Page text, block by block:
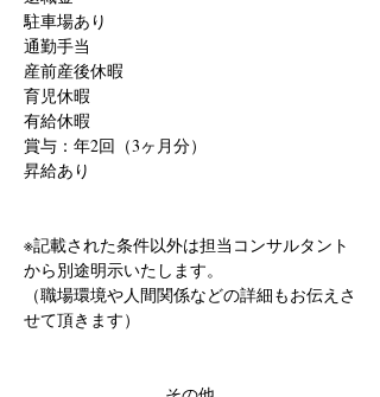
駐車場あり
通勤手当
産前産後休暇
育児休暇
有給休暇
賞与：年2回（3ヶ月分）
昇給あり
※記載された条件以外は担当コンサルタント
から別途明示いたします。
（職場環境や人間関係などの詳細もお伝えさ
せて頂きます）